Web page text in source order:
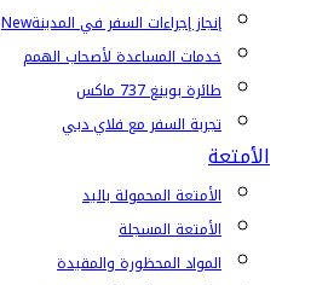
إنجاز إجراءات السفر في المدينةNew
خدمات المساعدة لأصحاب الهمم
طائرة بوينغ 737 ماكس
تجربة السفر مع فلاي دبي
الأمتعة
الأمتعة المحمولة باليد
الأمتعة المسجلة
المواد المحظورة والمقيدة